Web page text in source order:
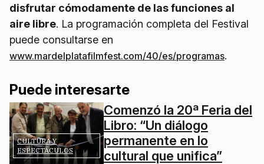
disfrutar cómodamente de las funciones al
aire libre. La programación completa del Festival
puede consultarse en
www.mardelplatafilmfest.com/40/es/programas.
Puede interesarte
CULTURA Y
ESPECTÁCULOS
Comenzó la 20ª Feria del
Libro: “Un diálogo
permanente en lo
cultural que unifica”